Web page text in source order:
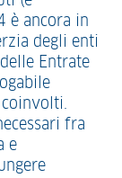
è ancora in
degli enti
Entrate
coinvolti.
fra
e